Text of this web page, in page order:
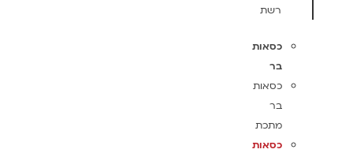
רשת
כסאות
בר
כסאות
בר
מתכת
כסאות